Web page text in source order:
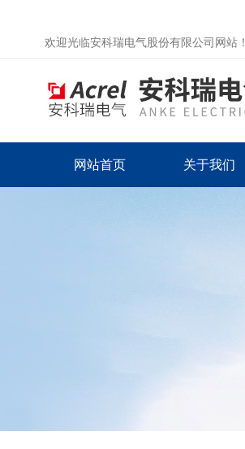
欢迎光临安科瑞电气股份有限公司网站！
网站首页 关于我们